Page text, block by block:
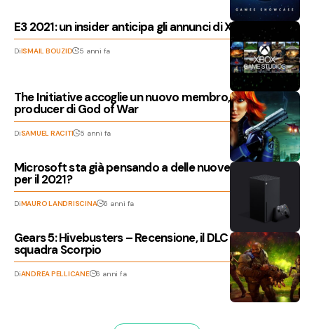
E3 2021: un insider anticipa gli annunci di Xbox?
DiISMAIL BOUZID 5 anni fa
The Initiative accoglie un nuovo membro, un’ex
producer di God of War
DiSAMUEL RACITI 5 anni fa
Microsoft sta già pensando a delle nuove acquisizioni
per il 2021?
DiMAURO LANDRISCINA 6 anni fa
Gears 5: Hivebusters – Recensione, il DLC dedicato alla
squadra Scorpio
DiANDREA PELLICANE 6 anni fa